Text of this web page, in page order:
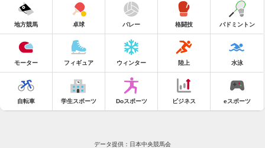
地方競馬 卓球 バレー 格闘技 バドミントン
モーター フィギュア ウィンター 陸上 水泳
自転車 学生スポーツ Doスポーツ ビジネス eスポーツ
データ提供：日本中央競馬会